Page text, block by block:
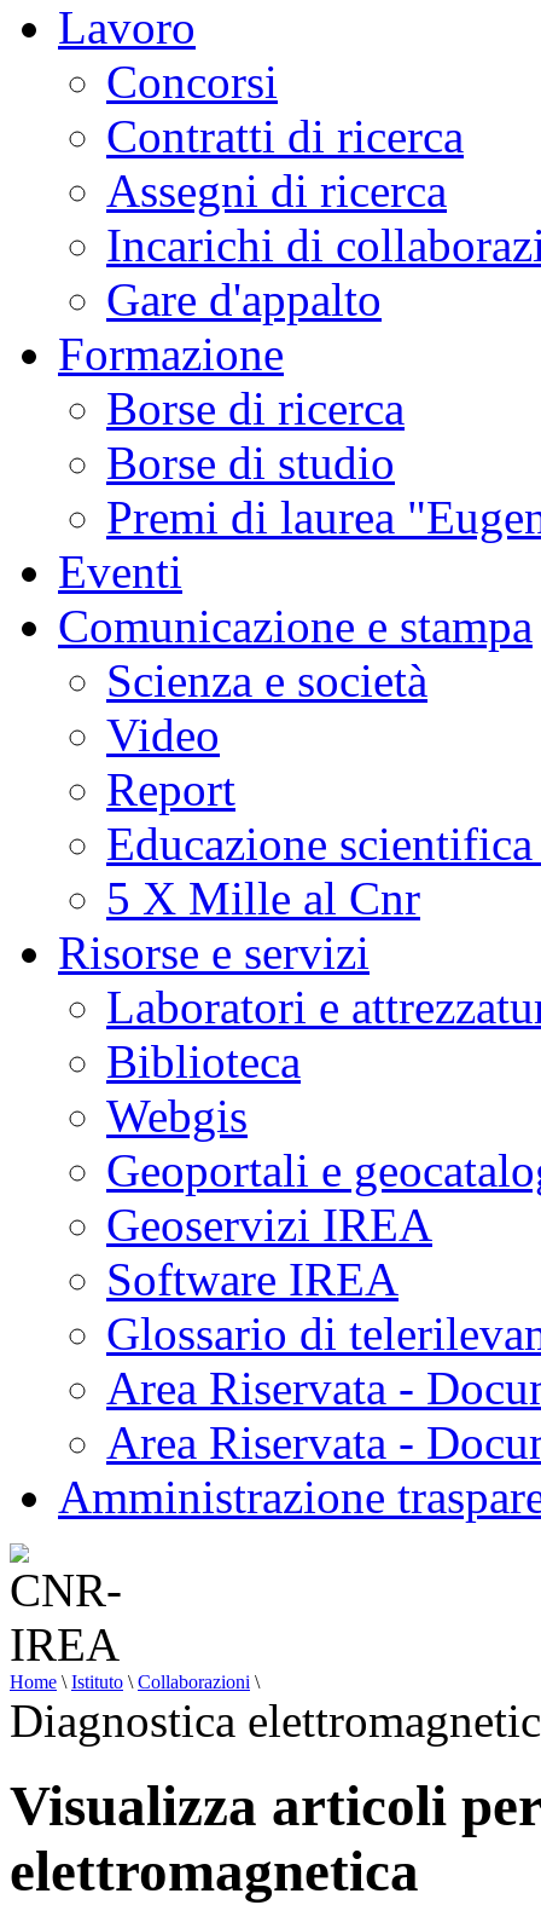
Lavoro
Concorsi
Contratti di ricerca
Assegni di ricerca
Incarichi di
Gare d'appalto
Formazione
Borse di ricerca
Borse di studio
Premi di laurea
Eventi
Comunicazione e stampa
Scienza e società
Video
Report
Educazione
5 X Mille al Cnr
Risorse e servizi
Laboratori e
Biblioteca
Webgis
Geoportali e
Geoservizi IREA
Software IREA
Glossario di
Area Riservata -
Area Riservata -
Amministrazione
Home \ Istituto \ Collaborazioni \
Diagnostica
Visualizza articoli
elettromagnetica